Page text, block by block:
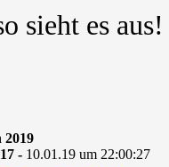
sieht es aus!
2019
- 10.01.19 um 22:00:27